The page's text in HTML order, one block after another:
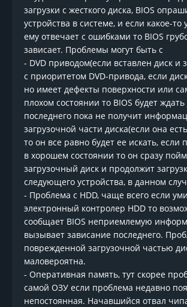
загрузки с жесткого диска, BIOS
устройства в системе, и если какое-то
ему отвечает с ошибками то BIOS
зависает. Проблемы могут быть с
- DVD приводом(если вставлен диск и
с приоритетом DVD-привода, если
но имеет дефекты поверхности или
плохом состоянии то BIOS будет ждать
последнего пока не получит
загрузочной части диска(если она
то он все равно будет ее искать, если
в хорошем состоянии то он сразу
загрузочный диск и продолжит
следующего устройства, в данном
- Проблема с HDD, чаще всего если
электронный контролер HDD то
сообщает BIOS неприемлемую
вызывает зависание последнего.
поврежденной загрузочной частью
маловероятна.
- Оперативная память, тут скорее
самой ОЗУ если проблема недавно
непостоянная. Начавшийся отвал